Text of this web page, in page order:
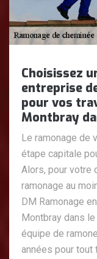
Choisissez
entreprise
pour vos
Montbray
Le ramonage de
étape capitale
Alors, pour votre
ramonage au
DM Ramonage
Montbray dans
équipe de
années pour tout